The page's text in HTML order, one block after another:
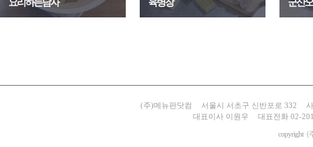
요리하는남자 육병장 군산
(주)메뉴판닷컴 서울시 서초구 신반포로 332
대표이사 이원우
대표전화 02-
copyright (